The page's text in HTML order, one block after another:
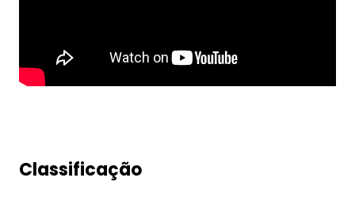
Classificação